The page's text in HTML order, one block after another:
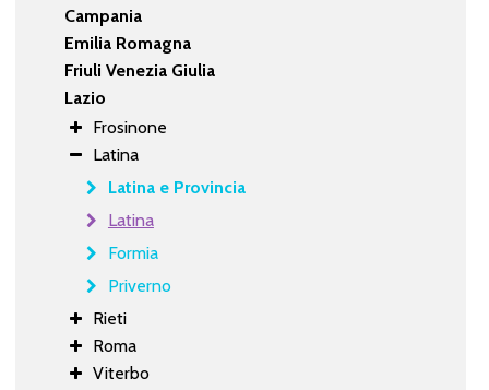
Campania
Emilia Romagna
Friuli Venezia Giulia
Lazio
Frosinone
Latina
Latina e Provincia
Latina
Formia
Priverno
Rieti
Roma
Viterbo